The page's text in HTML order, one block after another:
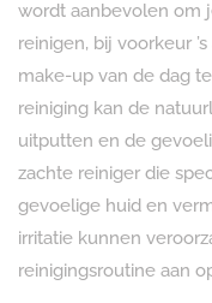
wordt aanbevolen om
reinigen, bij voorkeur
make-up van de dag
reiniging kan de
uitputten en de
zachte reiniger die
gevoelige huid en
irritatie kunnen
reinigingsroutine aan